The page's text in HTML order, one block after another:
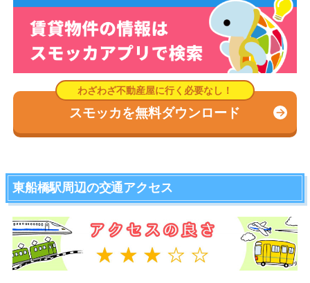
スモッカを無料ダウンロード
東船橋駅周辺の交通アクセス